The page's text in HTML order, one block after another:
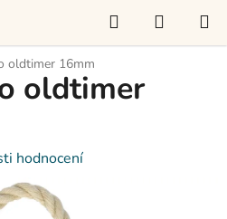
Hledat
KOŠÍK
oldtimer 16mm
oldtimer
hodnocení